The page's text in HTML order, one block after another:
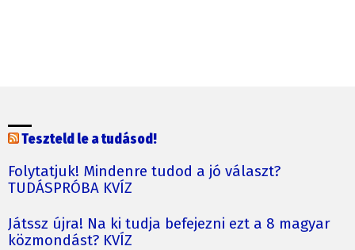
Teszteld le a tudásod!
Folytatjuk! Mindenre tudod a jó választ?
TUDÁSPRÓBA KVÍZ
Játssz újra! Na ki tudja befejezni ezt a 8 magyar
közmondást? KVÍZ